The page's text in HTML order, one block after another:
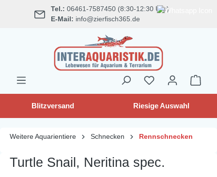
springen Tel.: 06461-7587450 (8:30-12:30 Uhr)
E-Mail: info@zierfisch365.de
Blitzversand Riesige Auswahl
Weitere Aquarientiere Schnecken Rennschnecken
Turtle Snail, Neritina spec.